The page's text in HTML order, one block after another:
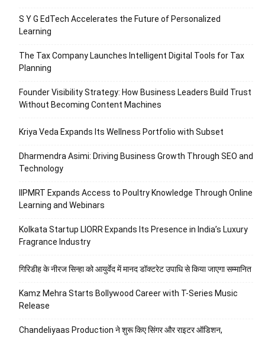
S Y G EdTech Accelerates the Future of Personalized
Learning
The Tax Company Launches Intelligent Digital Tools for Tax
Planning
Founder Visibility Strategy: How Business Leaders Build Trust
Without Becoming Content Machines
Kriya Veda Expands Its Wellness Portfolio with Subset
Dharmendra Asimi: Driving Business Growth Through SEO and
Technology
IIPMRT Expands Access to Poultry Knowledge Through Online
Learning and Webinars
Kolkata Startup LIORR Expands Its Presence in India’s Luxury
Fragrance Industry
गिरिडीह के नीरज सिन्हा को आयुर्वेद में मानद डॉक्टरेट उपाधि से किया जाएगा सम्मानित
Kamz Mehra Starts Bollywood Career with T-Series Music
Release
Chandeliyaas Production ने शुरू किए सिंगर और राइटर ऑडिशन,